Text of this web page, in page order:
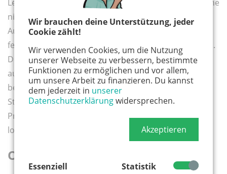
Wir brauchen deine Unterstützung, jeder
Cookie zählt!
Wir verwenden Cookies, um die Nutzung
unserer Webseite zu verbessern, bestimmte
Funktionen zu ermöglichen und vor allem,
um unsere Arbeit zu finanzieren. Du kannst
dem jederzeit in unserer
Datenschutzerklärungwidersprechen.
Akzeptieren
Essenziell
Statistik
Leider ist es mit der Anwendung von Präparaten alleine
nicht getan. Die Bundeszentrale für gesundheitliche
Aufklärung rät, über zwei Wochen alle vier Tage die
feuchten Haare mit einem Läusekamm auszukämmen.
Die Haare sollten Eltern zuvor mit Shampoo
auswaschen, ein Conditioner macht die Läuse
bewegungsunfähig. Nun ist Geduld angesagt, denn
Strähne für Strähne muss ausgekämmt werden. Die
Prozedur ist zeitintensiv und lästig, doch der Aufwand
lohnt sich!
Offen mit dem Thema umgehen